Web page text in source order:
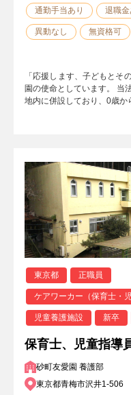
通勤手当あり 退職金
異動なし 無資格可
「応援します、子どもとそ
園の使命としています。 当
地内に併設しており、0歳
東京都 正職員
ケアワーカー（保育士・
児童養護施設 新卒
保育士、児童指導
砂町友愛園 養護部
東京都青梅市沢井1-506